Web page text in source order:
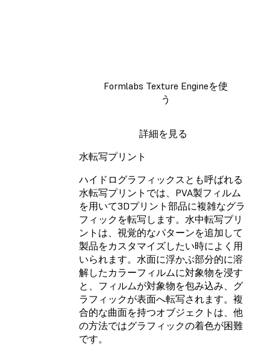
Formlabs Texture Engineを使
う
詳細を見る
水転写プリント
ハイドログラフィックスとも呼ばれる
水転写プリントでは、PVA製フィルム
を用いて3Dプリント部品に複雑なグラ
フィックを転写します。水中転写プリ
ントは、視覚的なパターンを追加して
製品をカスタマイズしたい時によく用
いられます。水面に浮かぶ部分的に溶
解したカラーフィルムに対象物を浸す
と、フィルムが対象物を包み込み、グ
ラフィックが表面へ転写されます。複
合的な曲面を持つオブジェクトは、他
の方法ではグラフィックの着色が困難
です。